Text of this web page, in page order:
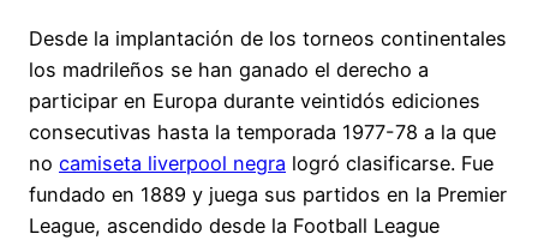
Desde la implantación de los torneos continentales
los madrileños se han ganado el derecho a
participar en Europa durante veintidós ediciones
consecutivas hasta la temporada 1977-78 a la que
no camiseta liverpool negra logró clasificarse. Fue
fundado en 1889 y juega sus partidos en la Premier
League, ascendido desde la Football League